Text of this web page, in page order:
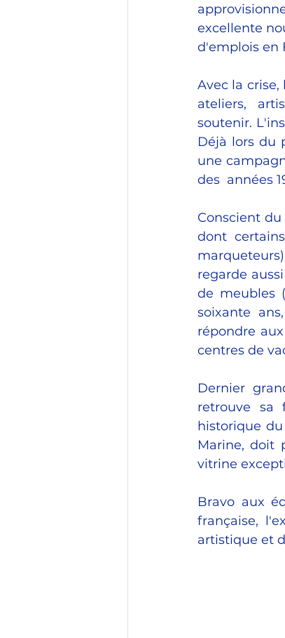
excellente
d'emplois en
Avec la
ateliers,
soutenir.
Déjà lors du
une
des  années
Conscient
dont
regarde
de meubles
soixante
répondre
centres de
Dernier
retrouve sa
historique
Marine, doit
vitrine
Bravo aux
française,
artistique et